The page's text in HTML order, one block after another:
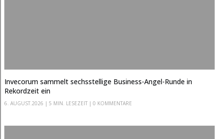
Invecorum sammelt sechsstellige Business-Angel-Runde in
Rekordzeit ein
6. AUGUST.2026 | 5 MIN. LESEZEIT| 0 KOMMENTARE